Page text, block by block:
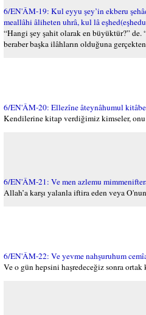
6/EN'ÂM-19: Kul eyyu şey’in ekberu
meallâhi âliheten uhrâ, kul lâ
“Hangi şey şahit olarak en büyüktür?”
beraber başka ilâhların olduğuna
6/EN'ÂM-20: Ellezîne âteynâhumul kitâbe
Kendilerine kitap verdiğimiz kimseler, onu
6/EN'ÂM-21: Ve men azlemu
Allah’a karşı yalanla iftira eden veya
6/EN'ÂM-22: Ve yevme nahşuruhum
Ve o gün hepsini haşredeceğiz sonra